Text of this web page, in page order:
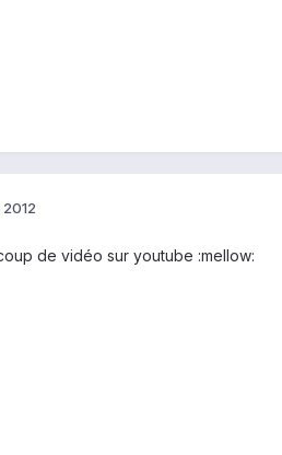
de vidéo sur youtube :mellow: